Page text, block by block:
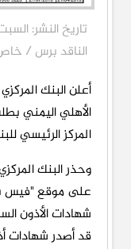
الناقد برس /
أعلن البنك
الأهلي اليمني
المركز الرئيسي
وحذر البنك
على موقع "فيس
شهادات الأذون
قد أصدر شهادات